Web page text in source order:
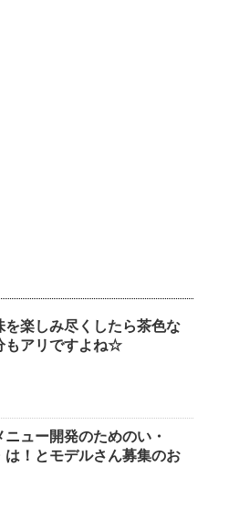
を楽しみ尽くしたら茶色な
もアリですよね☆
ニュー開発のためのい・
は！とモデルさん募集のお